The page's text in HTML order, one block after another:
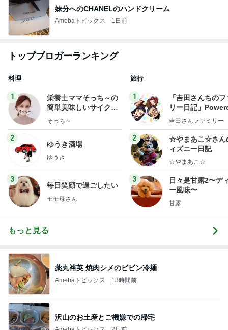
妹分へのCHANELのハンドクリーム
Amebaトピックス 1日前
トップブロガーランキング
料理
1
栄養士ママそっち～の
簡単美味しいサイクル
献立
そっち～
2
ゆうき酒場
ゆうき
3
毎日笑顔で過ごしたい
モモ母さん
旅行
1
「吉田さんちの
リー日記」
y Ameba 吉田さ
ログ
吉田さんファミリー
2
☆やまあこ☆さん
ィズニー日記
☆やまあこ☆
3
日々是甘露2〜デ
ー風味〜
甘露
もっと見る
薬丸裕英 焼肉シメのビビン冷麺
Amebaトピックス 13時間前
沢山のお土産とご機嫌での帰宅